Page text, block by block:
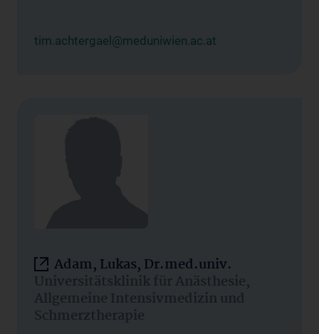
tim.achtergael@meduniwien.ac.at
Adam, Lukas, Dr.med.univ.
Universitätsklinik für Anästhesie,
Allgemeine Intensivmedizin und
Schmerztherapie